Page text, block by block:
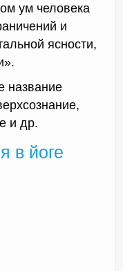
ум человека
и
ясности,
название
и др.
в йоге